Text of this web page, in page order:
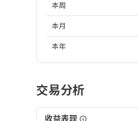
本周
本月
本年
交易分析
收益表现